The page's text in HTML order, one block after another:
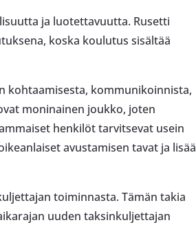
ja luotettavuutta. Rusetti
koska koulutus sisältää
kohtaamisesta, kommunikoinnista,
moninainen joukko, joten
henkilöt tarvitsevat usein
avustamisen tavat ja lisää
toiminnasta. Tämän takia
uuden taksinkuljettajan